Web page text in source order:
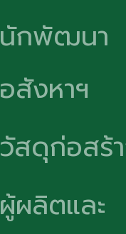
นักพัฒนา
อสังหาฯ
วัสดุก่อสร้
ผู้ผลิตและ